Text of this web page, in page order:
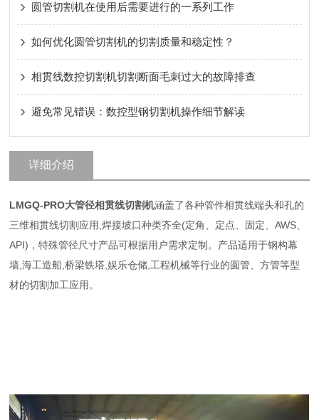
圆管切割机在使用后需要进行的一系列工作
如何优化圆管切割机的切割质量和稳定性？
相贯线数控切割机切割断面毛刺过大的故障排查
避免常见错误：数控型钢切割机操作细节解读
详细介绍
LMGQ-PRO大管径相贯线切割机涵盖了各种管件相贯线端头和孔的
三维相贯线切割应用,焊接坡口种类齐全(定角、定点、固定、AWS、
API)，特殊管径尺寸产品可根据用户需求定制。产品适用于钢构幕
墙,海工造船,桥梁铁塔,娱乐仓储,工程机械等行业的圆管、方管等型
材的切割加工应用。